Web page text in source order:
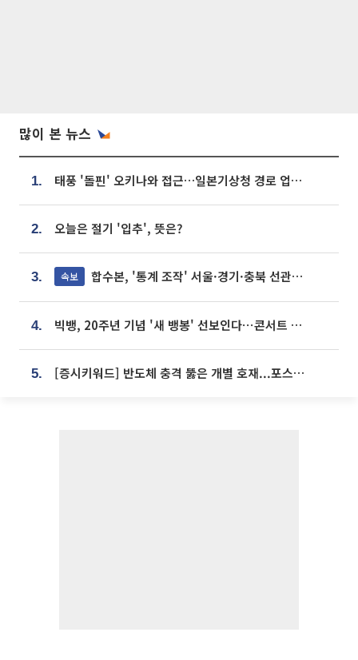
많이 본 뉴스
1. 태풍 '돌핀' 오키나와 접근…일본기상청 경로 업데이트
2. 오늘은 절기 '입추', 뜻은?
3. 속보 합수본, '통계 조작' 서울·경기·충북 선관위 등 추가 압수수색
4. 빅뱅, 20주년 기념 '새 뱅봉' 선보인다⋯콘서트 앞두고 팝업 개최
5. [증시키워드] 반도체 충격 뚫은 개별 호재...포스코퓨처엠·에코프로·한화솔루션 '눈길'